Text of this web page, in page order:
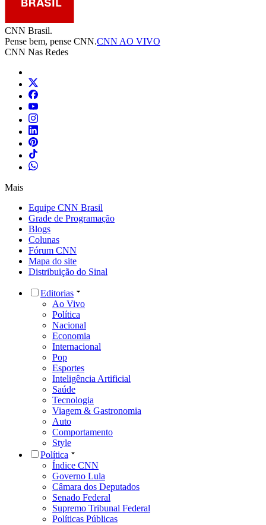
CNN Brasil.
Pense bem, pense CNN.CNN AO VIVO
CNN Nas Redes
Mais
Equipe CNN Brasil
Grade de Programação
Blogs
Colunas
Fórum CNN
Mapa do site
Distribuição do Sinal
Editorias
Ao Vivo
Política
Nacional
Economia
Internacional
Pop
Esportes
Inteligência Artificial
Saúde
Tecnologia
Viagem & Gastronomia
Auto
Comportamento
Style
Política
Índice CNN
Governo Lula
Câmara dos Deputados
Senado Federal
Supremo Tribunal Federal
Políticas Públicas